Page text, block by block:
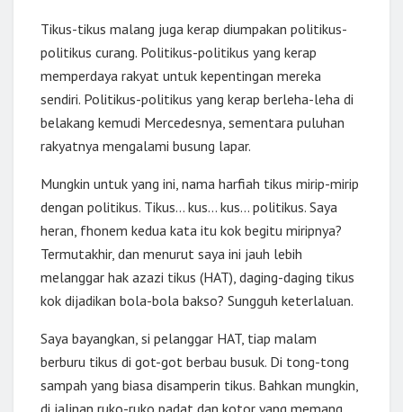
Tikus-tikus malang juga kerap diumpakan politikus-
politikus curang. Politikus-politikus yang kerap
memperdaya rakyat untuk kepentingan mereka
sendiri. Politikus-politikus yang kerap berleha-leha di
belakang kemudi Mercedesnya, sementara puluhan
rakyatnya mengalami busung lapar.
Mungkin untuk yang ini, nama harfiah tikus mirip-mirip
dengan politikus. Tikus… kus… kus… politikus. Saya
heran, fhonem kedua kata itu kok begitu miripnya?
Termutakhir, dan menurut saya ini jauh lebih
melanggar hak azazi tikus (HAT), daging-daging tikus
kok dijadikan bola-bola bakso? Sungguh keterlaluan.
Saya bayangkan, si pelanggar HAT, tiap malam
berburu tikus di got-got berbau busuk. Di tong-tong
sampah yang biasa disamperin tikus. Bahkan mungkin,